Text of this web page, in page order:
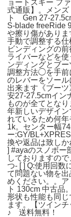
ョートスキー フ
式通販】。メン
ト Gen 27-
S-blade freeRide
や擦り傷があり
手動で調整する
ビンディングの
ライバーなどを
ンディングとブ
調整方法◯を手前
のレバーをソー
出来ます《ブー
安27-27.5cmイン
ものが全てとな
年新しいデザイ
れているため何
1k。センター幅
ー:GY/
換や返品は致し
] #ayaのスノボー
しておりますの
つ- [ ] Q:使用回数
て問題ない物を
めください。。
ト 130cm 中古品
形状も性能も同
ます。【ツイン
♪ 送料無料！